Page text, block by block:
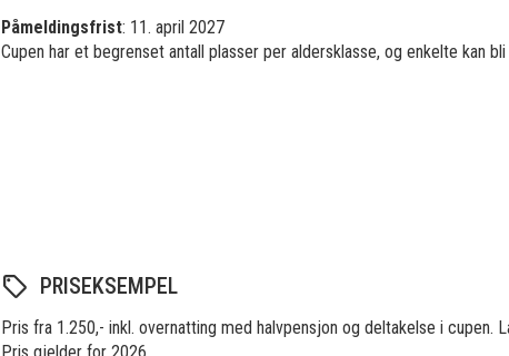
Påmeldingsfrist: 11. april 2027
Cupen har et begrenset antall plasser per aldersklasse, og enkelte kan
PRISEKSEMPEL
Pris fra 1.250,- inkl. overnatting med halvpensjon og deltakelse i cupen.